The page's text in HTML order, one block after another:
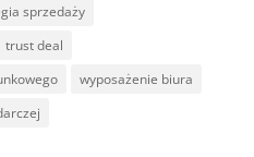
sprzedaży
trust deal
wyposażenie biura